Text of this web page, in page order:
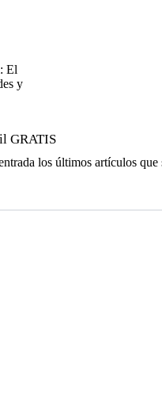
El
y
GRATIS
los últimos artículos